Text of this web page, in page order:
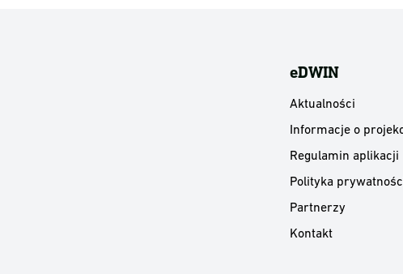
eDWIN
Aktualności
Informacje o
Regulamin aplikacji
Polityka
Partnerzy
Kontakt